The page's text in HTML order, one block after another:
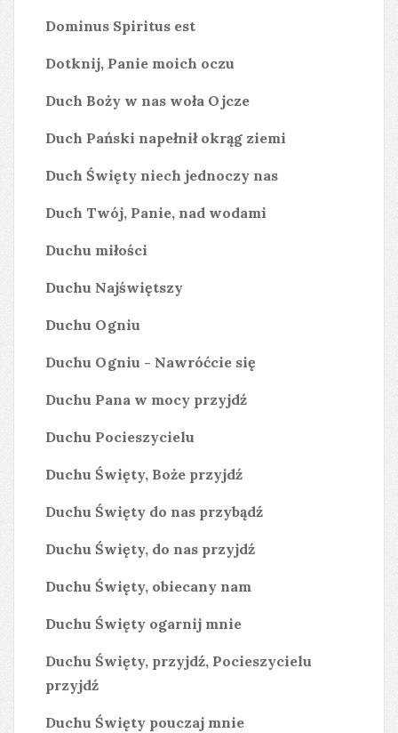
Dominus Spiritus est
Dotknij, Panie moich oczu
Duch Boży w nas woła Ojcze
Duch Pański napełnił okrąg ziemi
Duch Święty niech jednoczy nas
Duch Twój, Panie, nad wodami
Duchu miłości
Duchu Najświętszy
Duchu Ogniu
Duchu Ogniu - Nawróćcie się
Duchu Pana w mocy przyjdź
Duchu Pocieszycielu
Duchu Święty, Boże przyjdź
Duchu Święty do nas przybądź
Duchu Święty, do nas przyjdź
Duchu Święty, obiecany nam
Duchu Święty ogarnij mnie
Duchu Święty, przyjdź, Pocieszycielu
przyjdź
Duchu Święty pouczaj mnie